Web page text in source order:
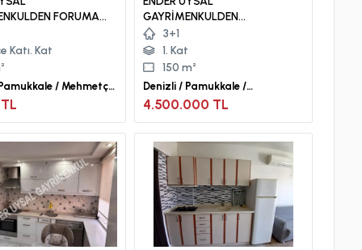
FORUMA
BAHÇEKATI
Katı. Kat
/ Mehmetçik
GAYRİMENKULDEN
ÜNİVERSİTEYE YAKIN SATILIK
3+1 DAİRE...
3+1
1. Kat
150 m²
Denizli / Pamukkale /
Yunusemre Mah.
4.500.000 TL